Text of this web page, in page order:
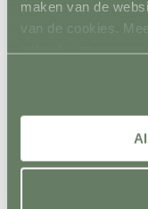
maken van de
van de cookies.
gebruik van
Weide en
Rijhal /